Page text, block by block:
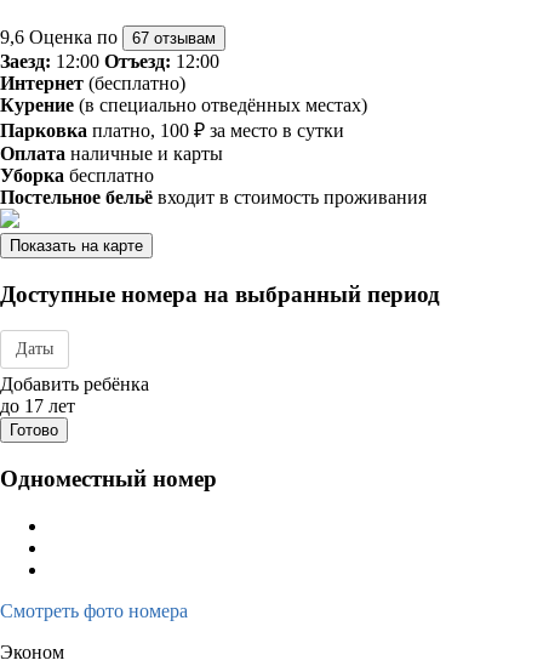
9,6 Оценка по 67 отзывам
Заезд: 12:00 Отъезд: 12:00
Интернет (бесплатно)
Курение (в специально отведённых местах)
Парковка платно, 100 ₽ за место в сутки
Оплата наличные и карты
Уборка бесплатно
Постельное бельё входит в стоимость проживания
Показать на карте
Доступные номера на выбранный период
Даты
Дата заезда - отъезда
Добавить ребёнка
до 17 лет
Готово
Одноместный номер
Смотреть фото номера
Эконом